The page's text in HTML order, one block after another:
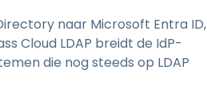
Netwerksegmentatie &
VLAN-controle
eduroam-integratie voor
naar Microsoft Entra ID,
Cloud LDAP breidt de IdP-
die nog steeds op LDAP